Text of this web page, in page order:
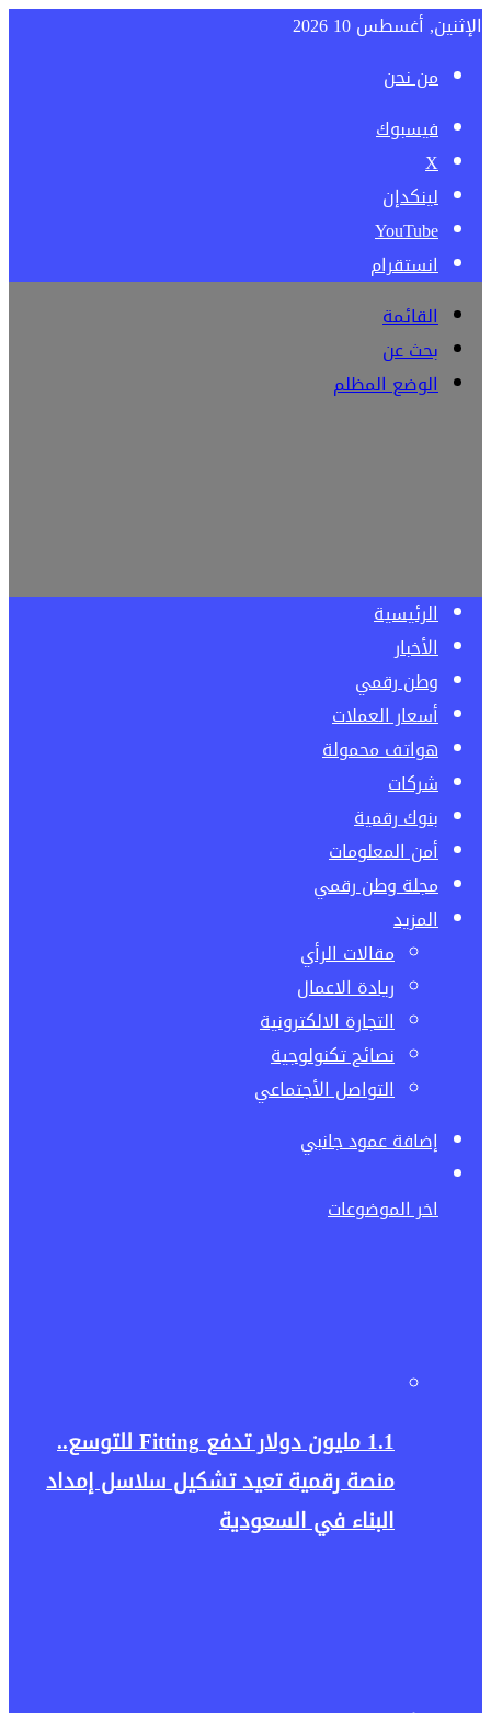
الإثنين, أغسطس 10 2026
من نحن
فيسبوك
‫X
لينكدإن
‫YouTube
انستقرام
القائمة
بحث عن
الوضع المظلم
الرئيسية
الأخبار
وطن رقمي
أسعار العملات
هواتف محمولة
شركات
بنوك رقمية
أمن المعلومات
مجلة وطن رقمي
المزيد
مقالات الرأي
ريادة الاعمال
التجارة الالكترونية
نصائح تكنولوجية
التواصل الأجتماعي
إضافة عمود جانبي
اخر الموضوعات
1.1 مليون دولار تدفع Fitting للتوسع..
منصة رقمية تعيد تشكيل سلاسل إمداد
البناء في السعودية